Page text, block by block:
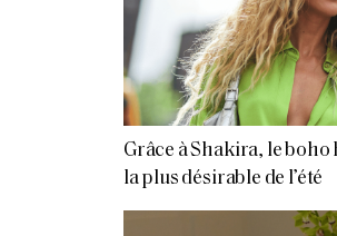
Grâce à Shakira, le
la plus désirable de l’été